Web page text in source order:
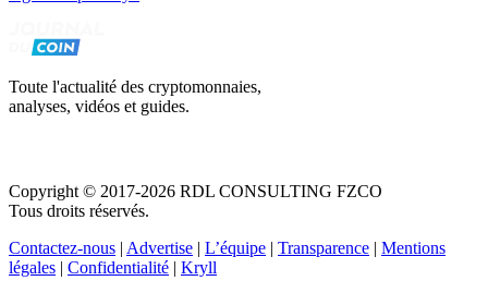
Toute l'actualité des cryptomonnaies,
analyses, vidéos et guides.
Copyright © 2017-2026 RDL CONSULTING FZCO
Tous droits réservés.
Contactez-nous | Advertise | L’équipe | Transparence | Mentions
légales | Confidentialité | Kryll